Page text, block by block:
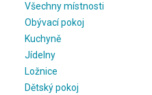
Všechny místnosti
Obývací pokoj
Kuchyně
Jídelny
Ložnice
Dětský pokoj